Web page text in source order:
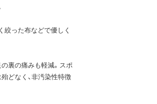
絞った布などで優しく
裏の痛みも軽減。スポ
どなく、非汚染性特徴